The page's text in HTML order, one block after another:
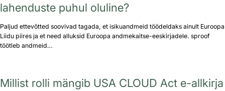
lahenduste puhul oluline?
Paljud ettevõtted soovivad tagada, et isikuandmeid töödeldaks ainult Euroopa
Liidu piires ja et need alluksid Euroopa andmekaitse-eeskirjadele. sproof
töötleb andmeid…
Millist rolli mängib USA CLOUD Act e-allkirja